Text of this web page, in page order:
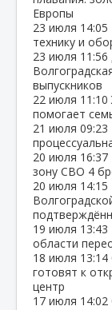
Европы
23 июля 14:05
технику и
23 июля 11:56
выпускников
22 июля 11:10
помогает
21 июля 09:23
20 июля 16:37
зону СВО 4
20 июля 14:15
19 июля 13:43
области
18 июля 13:14
готовят к
центр
17 июля 14:02